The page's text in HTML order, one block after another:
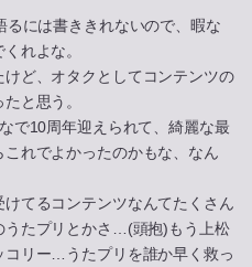
には書ききれないので、暇な
れよな。
ど、オタクとしてコンテンツの
と思う。
で10周年迎えられて、綺麗な最
れでよかったのかもな、なん
てるコンテンツなんてたくさん
うたプリとかさ…(頭抱)もう上松
リー…うたプリを誰か早く救っ